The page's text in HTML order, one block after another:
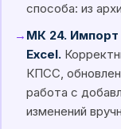
способа: из
→ МК 24.
Excel.
КПСС,
работа с
изменений